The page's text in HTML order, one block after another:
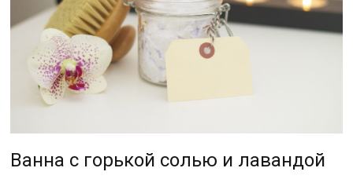
Ванна с горькой солью и лавандой